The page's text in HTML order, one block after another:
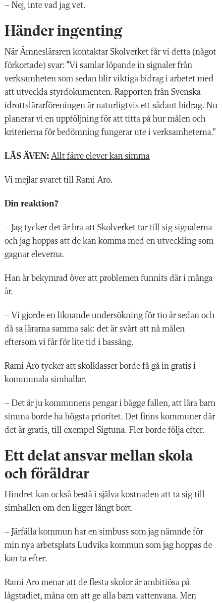
– Nej, inte vad jag vet.
Händer ingenting
När Ämnesläraren kontaktar Skolverket får vi detta (något
förkortade) svar: ”Vi samlar löpande in signaler från
verksamheten som sedan blir viktiga bidrag i arbetet med
att utveckla styrdokumenten. Rapporten från Svenska
idrottslärarföreningen är naturligtvis ett sådant bidrag. Nu
planerar vi en uppföljning för att titta på hur målen och
kriterierna för bedömning fungerar ute i verksamheterna.”
LÄS ÄVEN: Allt färre elever kan simma
Vi mejlar svaret till Rami Aro.
Din reaktion?
– Jag tycker det är bra att Skolverket tar till sig signalerna
och jag hoppas att de kan komma med en utveckling som
gagnar eleverna.
Han är bekymrad över att problemen funnits där i många
år.
– Vi gjorde en liknande undersökning för tio år sedan och
då sa lärarna samma sak: det är svårt att nå målen
eftersom vi får för lite tid i bassäng.
Rami Aro tycker att skolklasser borde få gå in gratis i
kommunala simhallar.
– Det är ju kommunens pengar i bägge fallen, att lära barn
simma borde ha högsta prioritet. Det finns kommuner där
det är gratis, till exempel Sigtuna. Fler borde följa efter.
Ett delat ansvar mellan skola
och föräldrar
Hindret kan också bestå i själva kostnaden att ta sig till
simhallen om den ligger långt bort.
– Järfälla kommun har en simbuss som jag nämnde för
min nya arbetsplats Ludvika kommun som jag hoppas de
kan ta efter.
Rami Aro menar att de flesta skolor är ambitiösa på
lågstadiet, måna om att ge alla barn vattenvana. Men